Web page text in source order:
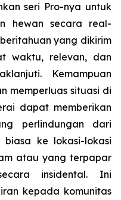
seri Pro-nya untuk
hewan secara real-
yang dikirim
waktu, relevan, dan
Kemampuan
memperluas situasi di
dapat memberikan
perlindungan dari
ke lokasi-lokasi
atau yang terpapar
insidental. Ini
kepada komunitas